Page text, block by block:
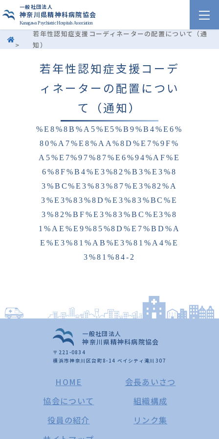
一般社団法人
神奈川県精神科病院協会
Kanagawa Psychiatric Hospitals Association
>
若年性認知症支援コーディネーターの配置について（通
知）
若年性認知症支援コーデ
ィネーターの配置につい
て（通知）
%E8%8B%A5%E5%B9%B4%E6%
80%A7%E8%AA%8D%E7%9F%
A5%E7%97%87%E6%94%AF%E
6%8F%B4%E3%82%B3%E3%8
3%BC%E3%83%87%E3%82%A
3%E3%83%8D%E3%83%BC%E
3%82%BF%E3%83%BC%E3%8
1%AE%E9%85%8D%E7%BD%A
E%E3%81%AB%E3%81%A4%E
3%81%84-2
一般社団法人
神奈川県精神科病院協会
〒221-0834
横浜市神奈川区台町8-14 ベイシティ滝川307
HOME
会長あいさつ
協会について
組織構成
役員の紹介
リンク集